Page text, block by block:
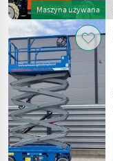
Maszyna używana